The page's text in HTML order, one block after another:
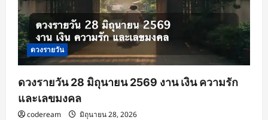
ดวงรายวัน
ดวงรายวัน 28 มิถุนายน 2569 งาน เงิน ความรัก
และเลขมงคล
codeream มิถุนายน 28, 2026